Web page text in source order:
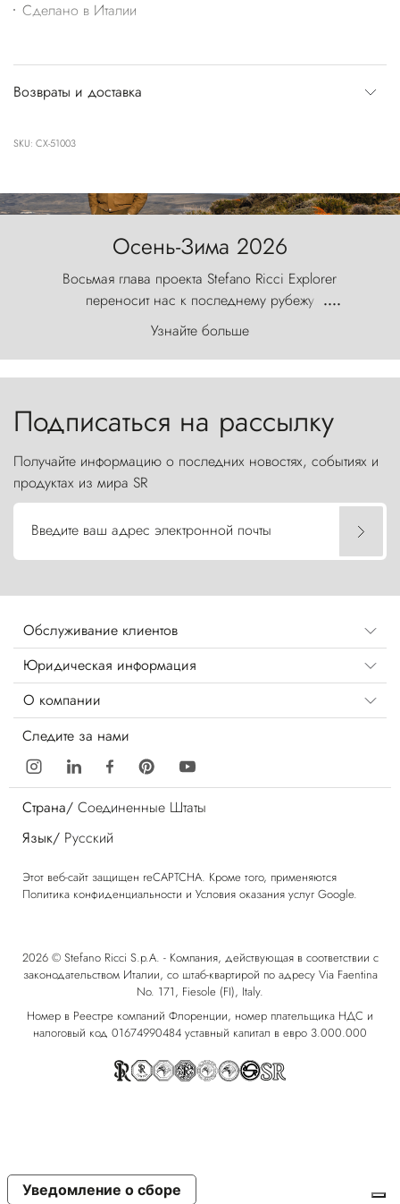
Сделано в Италии
Возвраты и доставка
SKU: CX-51003
Осень-Зима 2026
Восьмая глава проекта Stefano Ricci Explorer
переносит нас к последнему рубежу
первозданного мира, где ветер с
первобытной яростью ваяет ландшафт, а пики
Торрес-дель-Пайне, словно каменные стражи,
....
Узнайте больше
Подписаться на рассылку
Получайте информацию о последних новостях, событиях и
продуктах из мира SR
Введите ваш адрес электронной почты
Обслуживание клиентов
Юридическая информация
О компании
Следите за нами
Страна/ Соединенные Штаты
Язык/ Русский
Этот веб-сайт защищен reCAPTCHA. Кроме того, применяются
Политика конфиденциальности и Условия оказания услуг Google.
2026 © Stefano Ricci S.p.A. - Компания, действующая в соответствии с
законодательством Италии, со штаб-квартирой по адресу Via Faentina
No. 171, Fiesole (FI), Italy.
Номер в Реестре компаний Флоренции, номер плательщика НДС и
налоговый код 01674990484 уставный капитал в евро 3.000.000
Уведомление о сборе